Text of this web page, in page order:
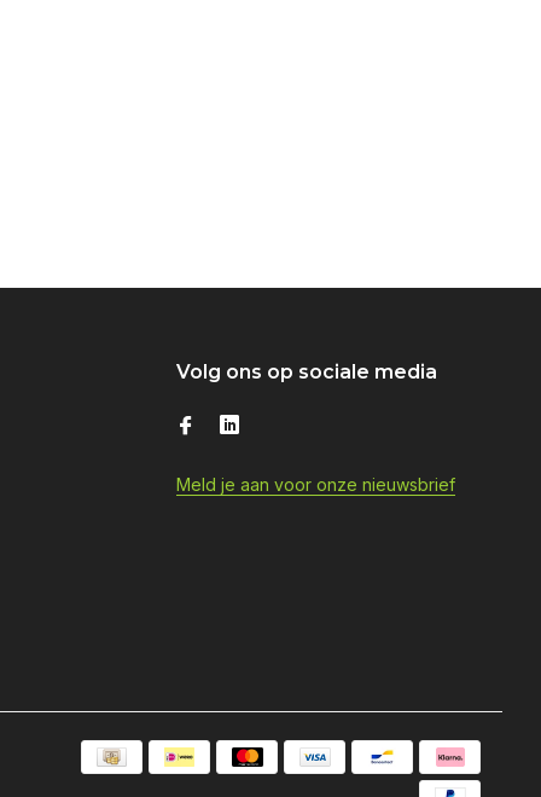
Volg ons op sociale media
Meld je aan voor onze nieuwsbrief